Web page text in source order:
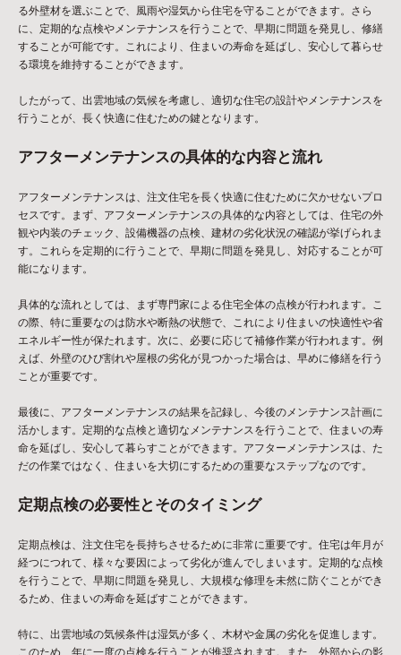
る外壁材を選ぶことで、風雨や湿気から住宅を守ることができます。さら
に、定期的な点検やメンテナンスを行うことで、早期に問題を発見し、修繕
することが可能です。これにより、住まいの寿命を延ばし、安心して暮らせ
る環境を維持することができます。
したがって、出雲地域の気候を考慮し、適切な住宅の設計やメンテナンスを
行うことが、長く快適に住むための鍵となります。
アフターメンテナンスの具体的な内容と流れ
アフターメンテナンスは、注文住宅を長く快適に住むために欠かせないプロ
セスです。まず、アフターメンテナンスの具体的な内容としては、住宅の外
観や内装のチェック、設備機器の点検、建材の劣化状況の確認が挙げられま
す。これらを定期的に行うことで、早期に問題を発見し、対応することが可
能になります。
具体的な流れとしては、まず専門家による住宅全体の点検が行われます。こ
の際、特に重要なのは防水や断熱の状態で、これにより住まいの快適性や省
エネルギー性が保たれます。次に、必要に応じて補修作業が行われます。例
えば、外壁のひび割れや屋根の劣化が見つかった場合は、早めに修繕を行う
ことが重要です。
最後に、アフターメンテナンスの結果を記録し、今後のメンテナンス計画に
活かします。定期的な点検と適切なメンテナンスを行うことで、住まいの寿
命を延ばし、安心して暮らすことができます。アフターメンテナンスは、た
だの作業ではなく、住まいを大切にするための重要なステップなのです。
定期点検の必要性とそのタイミング
定期点検は、注文住宅を長持ちさせるために非常に重要です。住宅は年月が
経つにつれて、様々な要因によって劣化が進んでしまいます。定期的な点検
を行うことで、早期に問題を発見し、大規模な修理を未然に防ぐことができ
るため、住まいの寿命を延ばすことができます。
特に、出雲地域の気候条件は湿気が多く、木材や金属の劣化を促進します。
このため、年に一度の点検を行うことが推奨されます。また、外部からの影